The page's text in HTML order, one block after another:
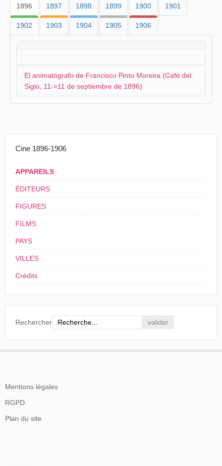
1896 1897 1898 1899 1900 1901
1902 1903 1904 1905 1906
El animatógrafo de Francisco Pinto Moreira (Café del
Siglo, 11->11 de septiembre de 1896)
fotografiar uma das touradas que ali vão realizar-
se, para o exibir, na sorte de morte, no seu
animatógrafo, o que será um grande sucesso.
A Voz pública
A primeros de septiembre, acompañado del
empresario Julio Hermenegildo Verde, Francisco Pinto
Moreira está a punto de salir para Salamanca:
"O século” nas províncias – 3ª feira. 8 –
Porto – T-
Parte amanhã para Salamanca o empresario
teatral Sr. Julio Verde, que ali vai com o
electricista Sr. Francisco Pinto Moreira, expor o
A los poquísimos días, la prensa salmantina reseñó la
Cine 1896-1906
APPAREILS
ÉDITEURS
FIGURES
FILMS
PAYS
VILLES
Crédits
Rechercher
Mentions légales
RGPD
Plan du site